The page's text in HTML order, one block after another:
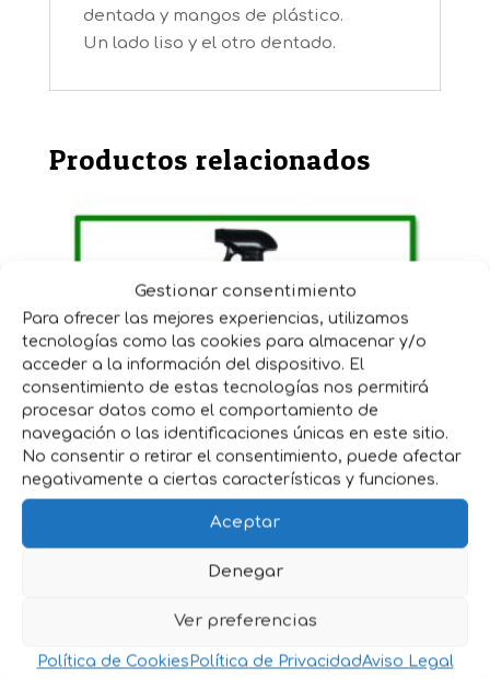
Gestionar consentimiento
Para ofrecer las mejores experiencias, utilizamos
tecnologías como las cookies para almacenar y/o
acceder a la información del dispositivo. El
consentimiento de estas tecnologías nos permitirá
procesar datos como el comportamiento de
navegación o las identificaciones únicas en este sitio.
No consentir o retirar el consentimiento, puede afectar
negativamente a ciertas características y funciones.
Aceptar
Denegar
Ver preferencias
Política de Cookies Política de PrivacidadAviso Legal
dentada y mangos de plástico.
Un lado liso y el otro dentado.
Productos relacionados
PARISOL HORSE GLOSS 750
Ml